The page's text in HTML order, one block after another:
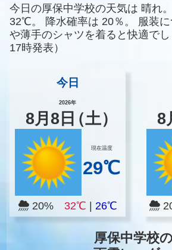
今日の厚保中学校の天気は 晴れ。
32℃。
降水確率は 20％。 服装に
や薄手のシャツを着ると快適でし
17時発表）
今日
2026年
8月8 日（土）
現在温度
29℃
20% 32℃ 26℃
8
厚保中学校の